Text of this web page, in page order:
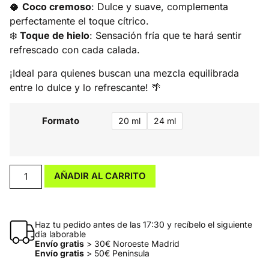
🥥 Coco cremoso: Dulce y suave, complementa
perfectamente el toque cítrico.
❄️ Toque de hielo: Sensación fría que te hará sentir
refrescado con cada calada.
¡Ideal para quienes buscan una mezcla equilibrada
entre lo dulce y lo refrescante! 🌴
Formato 20 ml 24 ml
AÑADIR AL CARRITO
Haz tu pedido antes de las 17:30 y recíbelo el siguiente
día laborable
Envío gratis> 30€ Noroeste Madrid
Envío gratis> 50€ Península